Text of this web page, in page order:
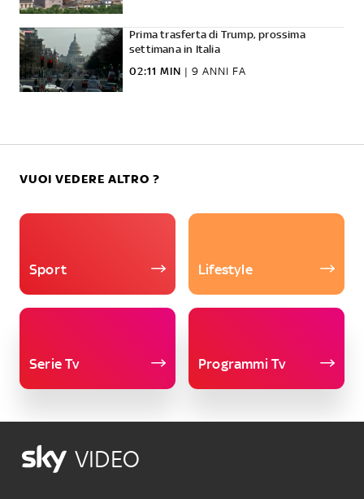
Prima trasferta di Trump, prossima
settimana in Italia
02:11 MIN | 9 ANNI FA
VUOI VEDERE ALTRO ?
Sport Lifestyle
Serie Tv Programmi Tv
VIDEO